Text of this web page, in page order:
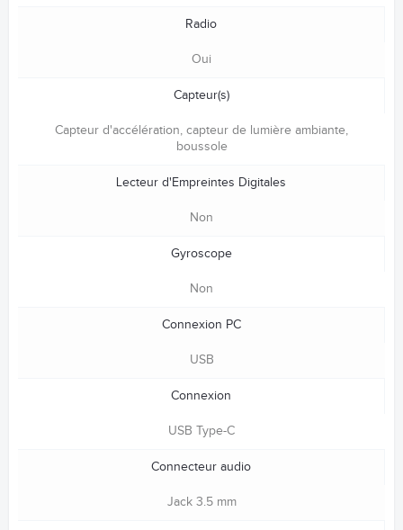
Radio
Oui
Capteur(s)
Capteur d'accélération, capteur de lumière ambiante,
boussole
Lecteur d'Empreintes Digitales
Non
Gyroscope
Non
Connexion PC
USB
Connexion
USB Type-C
Connecteur audio
Jack 3.5 mm